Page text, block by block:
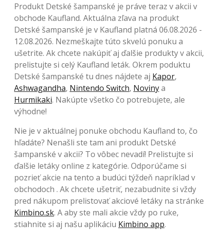
Produkt Detské šampanské je práve teraz v akcii v
obchode Kaufland. Aktuálna zľava na produkt
Detské šampanské je v Kaufland platná 06.08.2026 -
12.08.2026. Nezmeškajte túto skvelú ponuku a
ušetrite. Ak chcete nakúpiť aj ďalšie produkty v akcii,
prelistujte si celý Kaufland leták. Okrem poduktu
Detské šampanské tu dnes nájdete aj Kapor,
Ashwagandha, Nintendo Switch, Novinya
Hurmikaki. Nakúpte všetko čo potrebujete, ale
výhodne!
Nie je v aktuálnej ponuke obchodu Kaufland to, čo
hľadáte? Nenašli ste tam ani produkt Detské
šampanské v akcii? To vôbec nevadí! Prelistujte si
ďalšie letáky online z kategórie. Odporúčame si
pozrieť akcie na tento a budúci týždeň napríklad v
obchodoch . Ak chcete ušetriť, nezabudnite si vždy
pred nákupom prelistovať akciové letáky na stránke
Kimbino.sk. A aby ste mali akcie vždy po ruke,
stiahnite si aj našu aplikáciu Kimbino app.